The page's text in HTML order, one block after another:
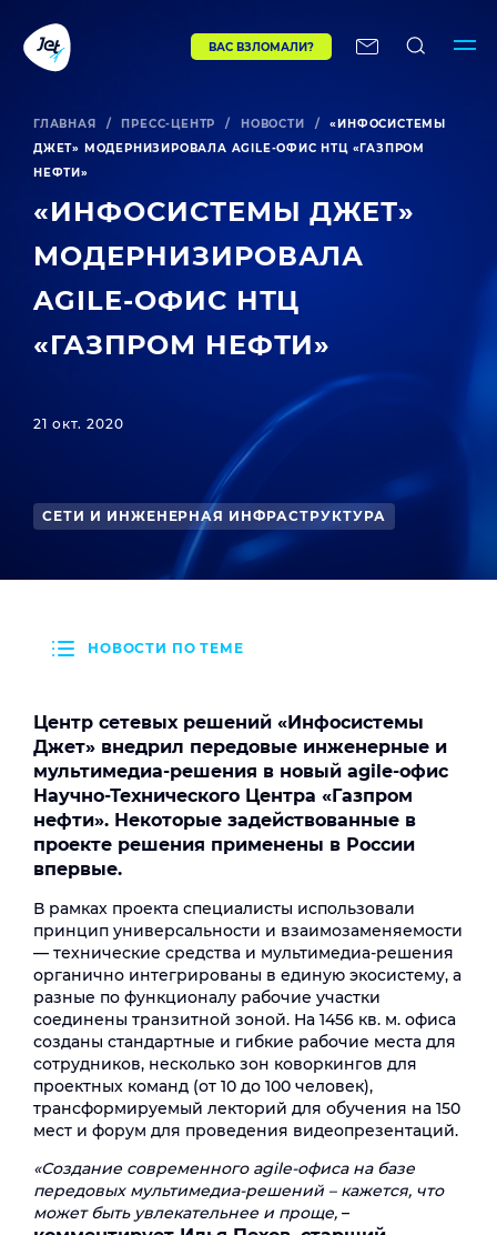
ВАС ВЗЛОМАЛИ?
ГЛАВНАЯ / ПРЕСС-ЦЕНТР / НОВОСТИ /
«ИНФОСИСТЕМЫ
ДЖЕТ» МОДЕРНИЗИРОВАЛА AGILE-ОФИС НТЦ «ГАЗПРОМ
НЕФТИ»
«ИНФОСИСТЕМЫ ДЖЕТ»
МОДЕРНИЗИРОВАЛА
AGILE-ОФИС НТЦ
«ГАЗПРОМ НЕФТИ»
21 окт. 2020
СЕТИ И ИНЖЕНЕРНАЯ ИНФРАСТРУКТУРА
НОВОСТИ ПО ТЕМЕ
Центр сетевых решений «Инфосистемы
Джет» внедрил передовые инженерные и
мультимедиа-решения в новый agile-офис
Научно-Технического Центра «Газпром
нефти». Некоторые задействованные в
проекте решения применены в России
впервые.
В рамках проекта специалисты использовали
принцип универсальности и взаимозаменяемости
— технические средства и мультимедиа-решения
органично интегрированы в единую экосистему, а
разные по функционалу рабочие участки
соединены транзитной зоной. На 1456 кв. м. офиса
созданы стандартные и гибкие рабочие места для
сотрудников, несколько зон коворкингов для
проектных команд (от 10 до 100 человек),
трансформируемый лекторий для обучения на 150
мест и форум для проведения видеопрезентаций.
«Создание современного agile-офиса на базе
передовых мультимедиа-решений – кажется, что
может быть увлекательнее и проще, –